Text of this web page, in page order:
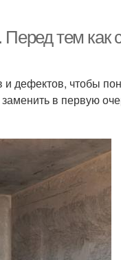
тем как
дефектов, чтобы
в первую